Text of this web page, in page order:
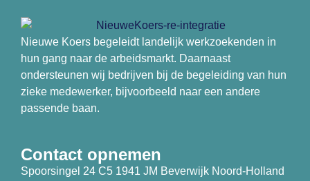
Nieuwe Koers begeleidt landelijk werkzoekenden in
hun gang naar de arbeidsmarkt. Daarnaast
ondersteunen wij bedrijven bij de begeleiding van hun
zieke medewerker, bijvoorbeeld naar een andere
passende baan.
Contact opnemen
Spoorsingel 24 C5 1941 JM Beverwijk Noord-Holland